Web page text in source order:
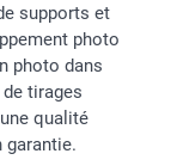
supports et
photo
photo dans
tirages
qualité
garantie.